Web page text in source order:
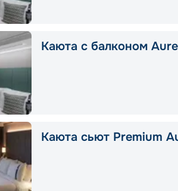
Каюта с балконом
Каюта сьют Premium